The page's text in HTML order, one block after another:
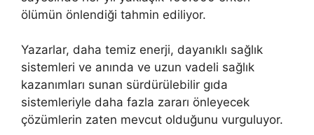
ölümün önlendiği tahmin ediliyor.
Yazarlar, daha temiz enerji, dayanıklı sağlık
sistemleri ve anında ve uzun vadeli sağlık
kazanımları sunan sürdürülebilir gıda
sistemleriyle daha fazla zararı önleyecek
çözümlerin zaten mevcut olduğunu vurguluyor.